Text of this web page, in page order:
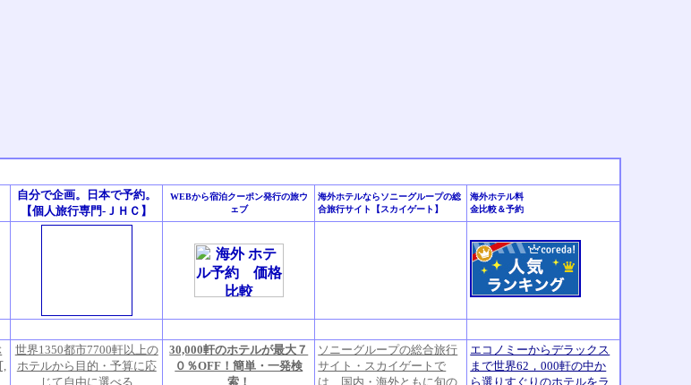
自分で企画。日本で予約。
【個人旅行専門-ＪＨＣ】
WEBから宿泊クーポン発行の旅ウ
ェブ
海外ホテルならソニーグループの総
合旅行サイト【スカイゲート】
海外ホテル料
金比較＆予約
,
世界1350都市7700軒以上の
ホテルから目的・予算に応
じて自由に選べる
30,000軒のホテルが最大７
０％OFF！簡単・一発検
索！
ソニーグループの総合旅行
サイト・スカイゲートで
は、国内・海外ともに旬の
エコノミーからデラックス
まで世界62，000軒の中か
ら選りすぐりのホテルをラ